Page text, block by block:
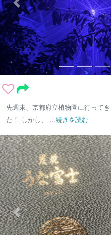
先週末、京都府立植物園に行ってき
た！ しかし、
...続きを読む